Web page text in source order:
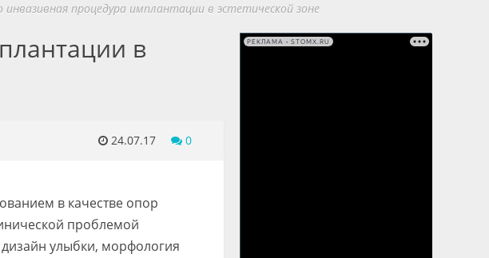
процедура имплантации в эстетической зоне
в
24.07.17 0
в качестве опор
проблемой
улыбки, морфология
РЕКЛАМА • STOMX.RU